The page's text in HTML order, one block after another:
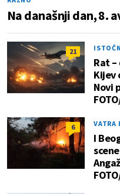
Na današnji dan, 8.
21
Rat
Kijev
Novi
6 VATRA
I